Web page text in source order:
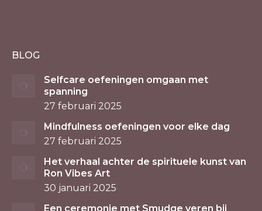
BLOG
Selfcare oefeningen omgaan met
spanning
27 februari 2025
Mindfulness oefeningen voor elke dag
27 februari 2025
Het verhaal achter de spirituele kunst van
Ron Vibes Art
30 januari 2025
Een ceremonie met Smudge veren bij